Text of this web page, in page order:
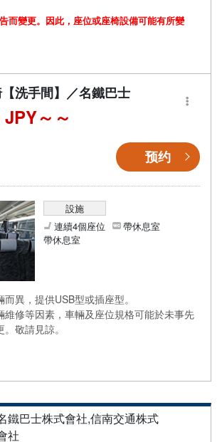
而變更。因此，座位或座椅設備可能有所變
洗手間】／名鐵巴士
～
预约
設施
連續4個座位
帶休息室
帶休息室
而異，提供USB型或插座型。
維修等因素，車輛及座位規格可能於未事先
敬請見諒。
鐵巴士株式會社,信南交通株式
社